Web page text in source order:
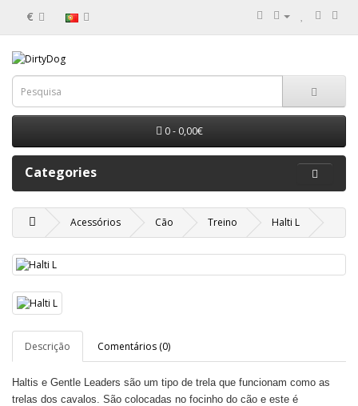
€
0 - 0,00€
Categories
Acessórios Cão Treino Halti L
Descrição Comentários (0)
Haltis e Gentle Leaders são um tipo de trela que funcionam como as
trelas dos cavalos. São colocadas no focinho do cão e este é